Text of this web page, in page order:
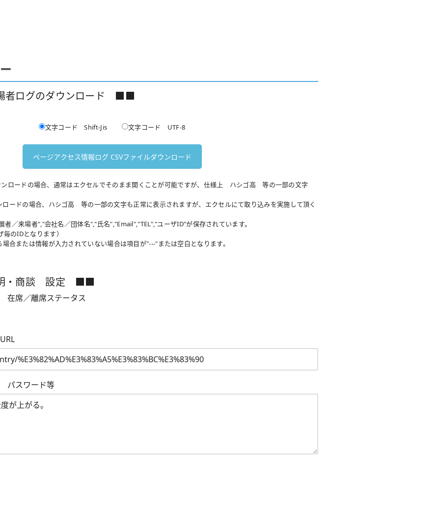
ログのダウンロード ■■
文字コード Shift-Jis 文字コード UTF-8
ロードの場合、通常はエクセルでそのまま開くことが可能ですが、仕様上 ハシゴ高 等の一部の文字
ードの場合、ハシゴ高 等の一部の文字も正常に表示されますが、エクセルにて取り込みを実施して頂く
／来場者","会社名／団体名","氏名","Email","TEL","ユーザID"が保存されています。
毎のIDとなります）
合または情報が入力されていない場合は項目が"---"または空白となります。
・商談 設定 ■■
席／離席ステータス
パスワード等